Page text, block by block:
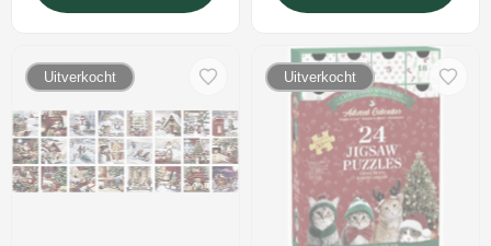
Uitverkocht Uitverkocht